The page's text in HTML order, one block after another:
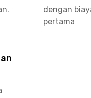
dengan
pertama